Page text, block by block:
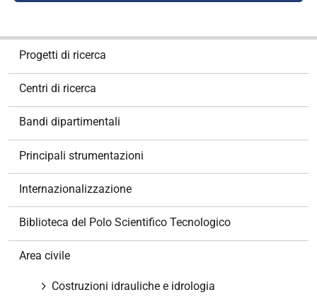
Progetti di ricerca
Centri di ricerca
Bandi dipartimentali
Principali strumentazioni
Internazionalizzazione
Biblioteca del Polo Scientifico Tecnologico
Area civile
Costruzioni idrauliche e idrologia